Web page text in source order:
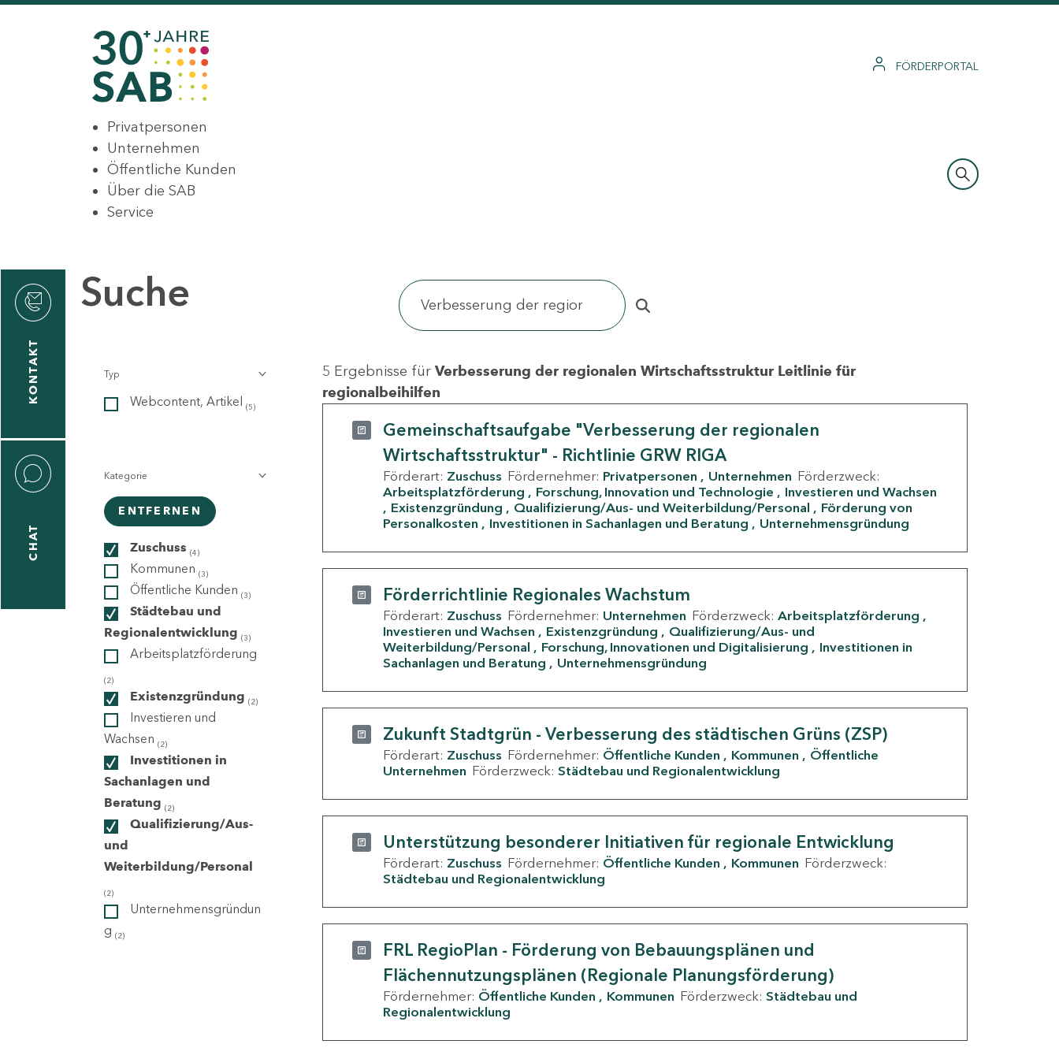
FÖRDERPORTAL
Privatpersonen
Unternehmen
Öffentliche Kunden
Über die SAB
Service
KONTAKT
CHAT
Suche
Typ
Webcontent, Artikel (5)
Kategorie
ENTFERNEN
Zuschuss (4)
Kommunen (3)
Öffentliche Kunden (3)
Städtebau und
Regionalentwicklung (3)
Arbeitsplatzförderung
(2)
Existenzgründung (2)
Investieren und
Wachsen (2)
Investitionen in
Sachanlagen und
Beratung (2)
Qualifizierung/Aus-
und
Weiterbildung/Personal
(2)
Unternehmensgründun
g (2)
5 Ergebnisse für Verbesserung der regionalen Wirtschaftsstruktur Leitlinie für
regionalbeihilfen
Gemeinschaftsaufgabe "Verbesserung der regionalen
Wirtschaftsstruktur" - Richtlinie GRW RIGA
Förderart: Zuschuss Fördernehmer: Privatpersonen Unternehmen Förderzweck:
Arbeitsplatzförderung
Forschung, Innovation und Technologie
Investieren und Wachsen
Existenzgründung
Qualifizierung/Aus- und Weiterbildung/Personal
Förderung von
Personalkosten
Investitionen in Sachanlagen und Beratung Unternehmensgründung
Förderrichtlinie Regionales Wachstum
Förderart: Zuschuss Fördernehmer: Unternehmen Förderzweck: Arbeitsplatzförderung
Investieren und Wachsen
Existenzgründung
Qualifizierung/Aus- und
Weiterbildung/Personal
Forschung, Innovationen und Digitalisierung
Investitionen in
Sachanlagen und Beratung
Unternehmensgründung
Zukunft Stadtgrün - Verbesserung des städtischen Grüns (ZSP)
Förderart: Zuschuss Fördernehmer: Öffentliche Kunden Kommunen
Öffentliche
Unternehmen Förderzweck: Städtebau und Regionalentwicklung
Unterstützung besonderer Initiativen für regionale Entwicklung
Förderart: Zuschuss Fördernehmer: Öffentliche Kunden Kommunen Förderzweck:
Städtebau und Regionalentwicklung
FRL RegioPlan - Förderung von Bebauungsplänen und
Flächennutzungsplänen (Regionale Planungsförderung)
Fördernehmer: Öffentliche Kunden Kommunen Förderzweck: Städtebau und
Regionalentwicklung